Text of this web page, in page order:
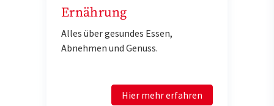
Ernährung
Alles über gesundes Essen,
Abnehmen und Genuss.
Hier mehr erfahren